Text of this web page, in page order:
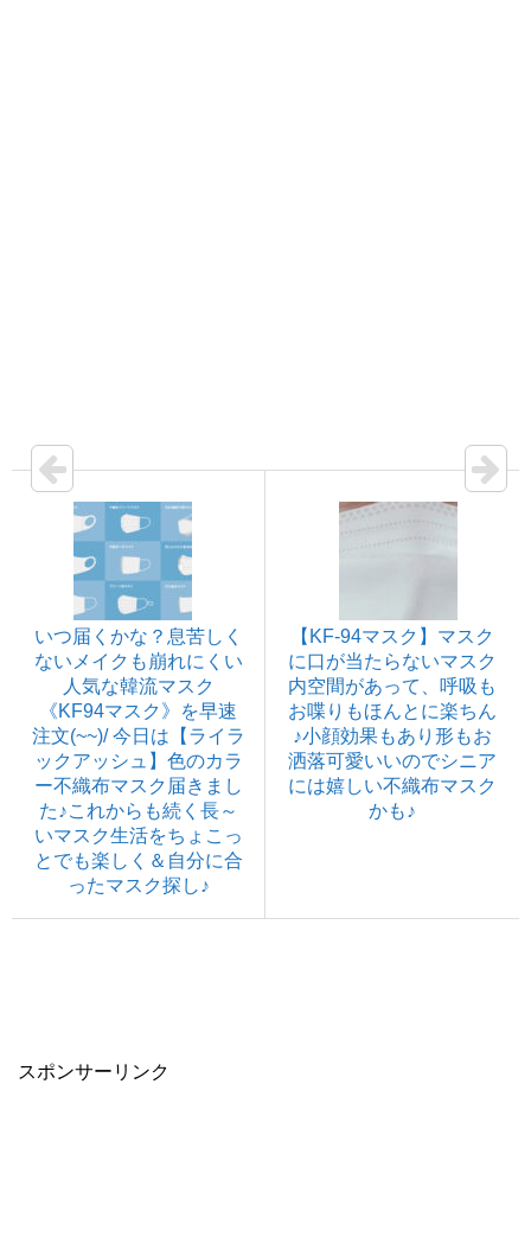
いつ届くかな？息苦しく
ないメイクも崩れにくい
人気な韓流マスク
《KF94マスク》を早速
注文(~~)/ 今日は【ライラ
ックアッシュ】色のカラ
ー不織布マスク届きまし
た♪これからも続く長～
いマスク生活をちょこっ
とでも楽しく＆自分に合
ったマスク探し♪
【KF-94マスク】マスク
に口が当たらないマスク
内空間があって、呼吸も
お喋りもほんとに楽ちん
♪小顔効果もあり形もお
洒落可愛いいのでシニア
には嬉しい不織布マスク
かも♪
スポンサーリンク